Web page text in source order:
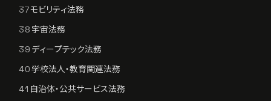
37モビリティ法務
38 宇宙法務
39 ディープテック法務
40学校法人・教育関連法務
41 自治体・公共サービス法務